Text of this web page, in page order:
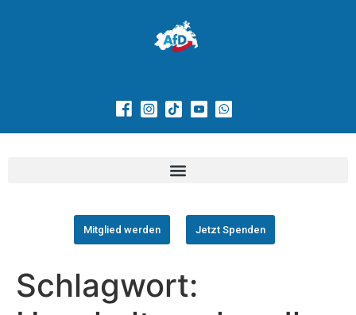
Mitglied werden Jetzt Spenden
Schlagwort: